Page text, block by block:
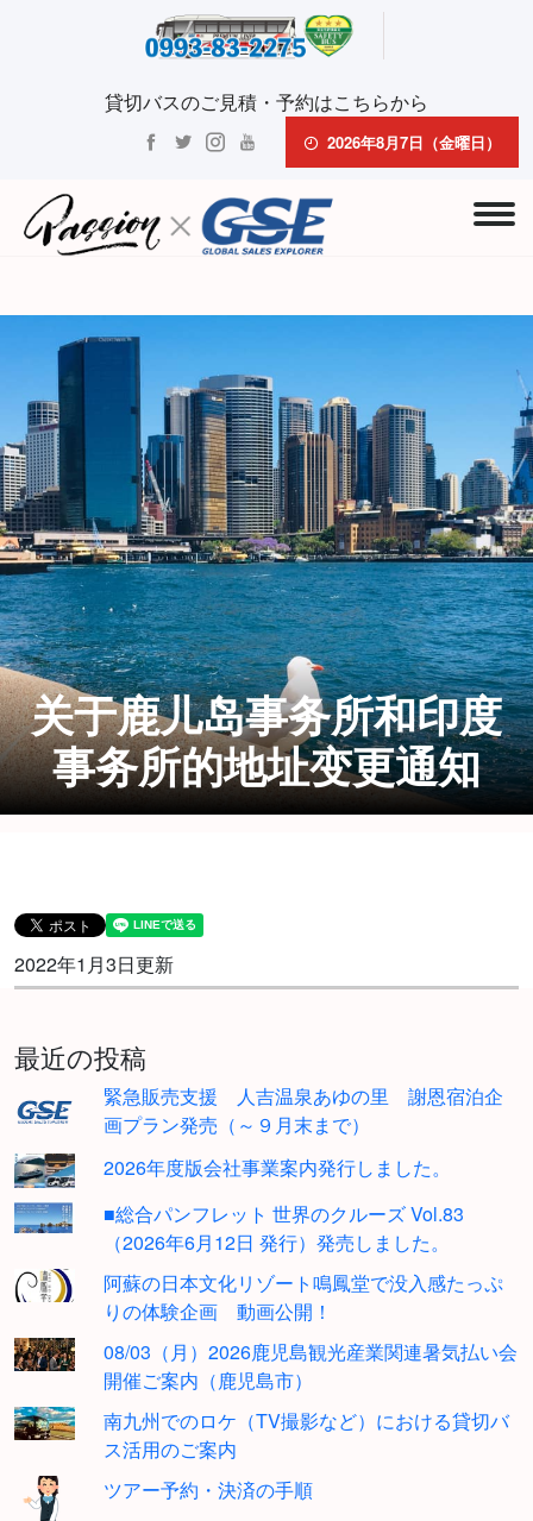
貸切バスのご見積・予約はこちらから
2026年8月7日（金曜日）
关于鹿儿岛事务所和印度
事务所的地址变更通知
2022年1月3日更新
最近の投稿
緊急販売支援 人吉温泉あゆの里 謝恩宿泊企
画プラン発売（～９月末まで）
2026年度版会社事業案内発行しました。
■総合パンフレット 世界のクルーズ Vol.83
（2026年6月12日 発行）発売しました。
阿蘇の日本文化リゾート鳴鳳堂で没入感たっぷ
りの体験企画 動画公開！
08/03（月）2026鹿児島観光産業関連暑気払い会
開催ご案内（鹿児島市）
南九州でのロケ（TV撮影など）における貸切バ
ス活用のご案内
ツアー予約・決済の手順